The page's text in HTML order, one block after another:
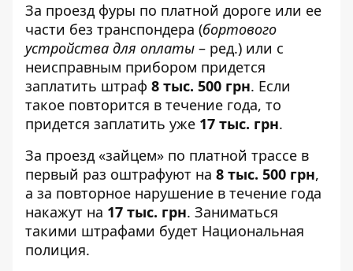
За проезд фуры по платной дороге или ее
части без транспондера (бортового
устройства для оплаты – ред.) или с
неисправным прибором придется
заплатить штраф 8 тыс. 500 грн. Если
такое повторится в течение года, то
придется заплатить уже 17 тыс. грн.
За проезд «зайцем» по платной трассе в
первый раз оштрафуют на 8 тыс. 500 грн,
а за повторное нарушение в течение года
накажут на 17 тыс. грн. Заниматься
такими штрафами будет Национальная
полиция.